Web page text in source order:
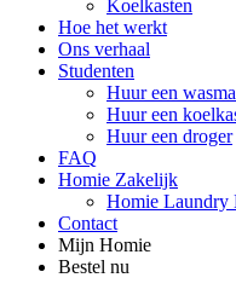
Koelkasten
Hoe het werkt
Ons verhaal
Studenten
Huur een
Huur een
Huur een droger
FAQ
Homie Zakelijk
Homie Laundry
Contact
Mijn Homie
Bestel nu